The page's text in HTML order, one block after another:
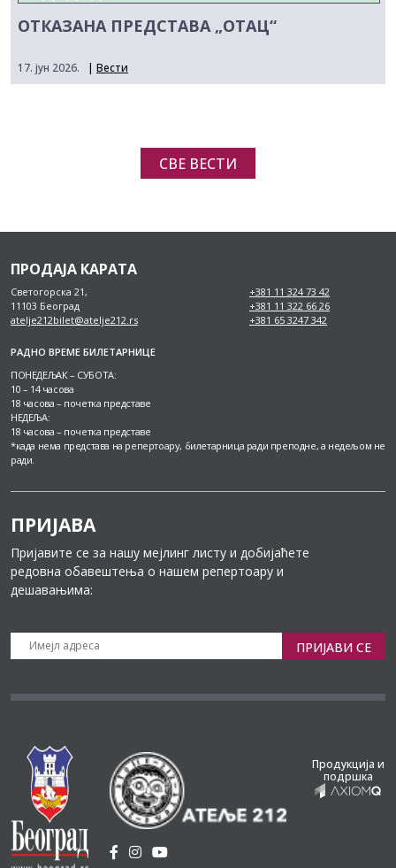
ОТКАЗАНА ПРЕДСТАВА „ОТАЦ“
17. јун 2026. | Вести
СВЕ ВЕСТИ
ПРОДАЈА КАРАТА
Светогорска 21,
11103 Београд
atelje212bilet@atelje212.rs
+381 11 324 73 42
+381 11 322 66 26
+381 65 3247 342
РАДНО ВРЕМЕ БИЛЕТАРНИЦЕ
ПОНЕДЕЉАК – СУБОТА:
10 – 14 часова
18 часова – почетка представе
НЕДЕЉА:
18 часова – почетка представе
*када нема представа на репертоару, билетарница ради преподне, а недељом не
ради.
ПРИЈАВА
Пријавите се за нашу мејлинг листу и добијаћете
редовна обавештења о нашем репертоару и
дешавањима:
ПРИЈАВИ СЕ
Продукција и
подршка